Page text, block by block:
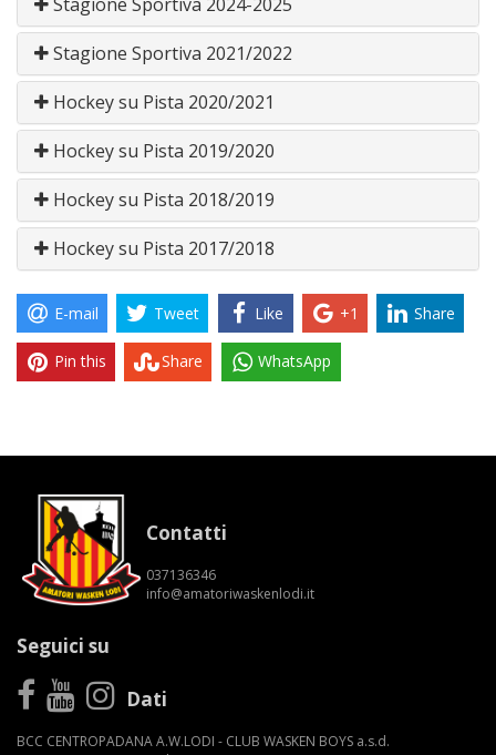
Stagione Sportiva 2021/2022
Hockey su Pista 2020/2021
Hockey su Pista 2019/2020
Hockey su Pista 2018/2019
Hockey su Pista 2017/2018
E-mail Tweet Like +1 Share
Pin this Share WhatsApp
Contatti
037136346
info@amatoriwaskenlodi.it
Seguici su
Dati
BCC CENTROPADANA A.W.LODI - CLUB WASKEN BOYS a.s.d.